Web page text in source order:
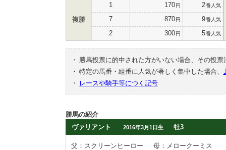
複勝
1 170円 2番人気
7 870円 9番人気
2 300円 5番人気
・
勝馬投票に的中された方がいない場合、その投
・ 特定の馬番・組番に人気が著しく集中した場合、
・
レースや騎手等につく記号
勝馬の紹介
ヴァリアント
2016年3月1日生 牡3
父：スクリーンヒーロー
母：メロークーミス